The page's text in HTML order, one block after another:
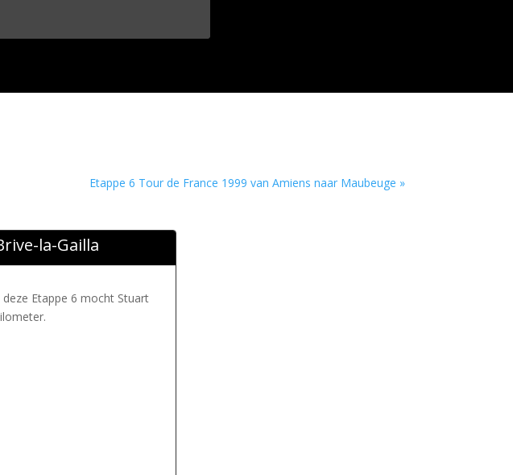
Etappe 6 Tour de France 1999 van Amiens naar Maubeuge »
la-Gailla
Etappe 6 mocht Stuart